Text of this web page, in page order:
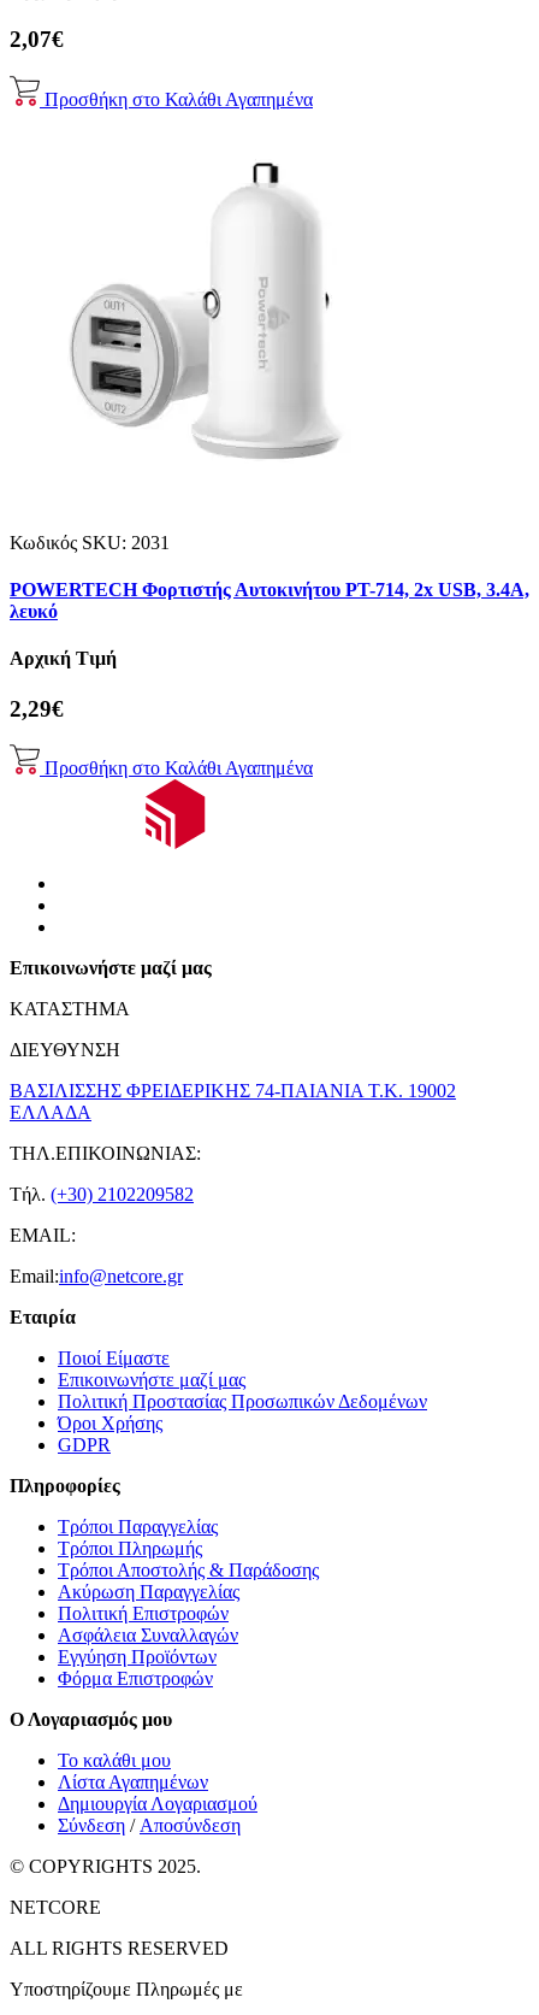
2,07€
Προσθήκη στο Καλάθι Αγαπημένα
Κωδικός SKU: 2031
POWERTECH Φορτιστής Αυτοκινήτου PT-714, 2x USB, 3.4A,
λευκό
Αρχική Τιμή
2,29€
Προσθήκη στο Καλάθι Αγαπημένα
Επικοινωνήστε μαζί μας
ΚΑΤΑΣΤΗΜΑ
ΔΙΕΥΘΥΝΣΗ
ΒΑΣΙΛΙΣΣΗΣ ΦΡΕΙΔΕΡΙΚΗΣ 74-ΠΑΙΑΝΙΑ Τ.Κ. 19002
ΕΛΛΑΔΑ
ΤΗΛ.ΕΠΙΚΟΙΝΩΝΙΑΣ:
Τήλ. (+30) 2102209582
EMAIL:
Email:info@netcore.gr
Εταιρία
Ποιοί Είμαστε
Επικοινωνήστε μαζί μας
Πολιτική Προστασίας Προσωπικών Δεδομένων
Όροι Χρήσης
GDPR
Πληροφορίες
Τρόποι Παραγγελίας
Τρόποι Πληρωμής
Τρόποι Αποστολής & Παράδοσης
Ακύρωση Παραγγελίας
Πολιτική Επιστροφών
Ασφάλεια Συναλλαγών
Εγγύηση Προϊόντων
Φόρμα Επιστροφών
Ο Λογαριασμός μου
Το καλάθι μου
Λίστα Αγαπημένων
Δημιουργία Λογαριασμού
Σύνδεση / Αποσύνδεση
© COPYRIGHTS 2025.
NETCORE
ALL RIGHTS RESERVED
Υποστηρίζουμε Πληρωμές με